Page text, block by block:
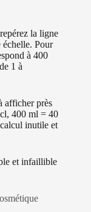
la ligne
échelle. Pour
à 400
1 à
afficher près
400 ml = 40
inutile et
et infaillible